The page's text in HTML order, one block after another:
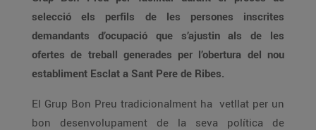
selecció els perfils de les persones inscrites
demandants d’ocupació que s’ajustin als de les
ofertes de treball generades per l’obertura del nou
establiment Esclat a Sant Pere de Ribes.
El Grup Bon Preu tradicionalment ha vetllat per un
bon desenvolupament de la seva política de